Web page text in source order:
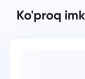
Ko'proq